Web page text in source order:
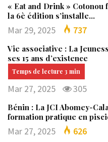
« Eat and Drink » Cotonou
la 6è édition s’installe…
Mar 29, 2025 737
Vie associative : La
ses 15 ans d’existence
Mar 27, 2025 305
Bénin : La JCI Abomey-
formation pratique en
Mar 27, 2025 626